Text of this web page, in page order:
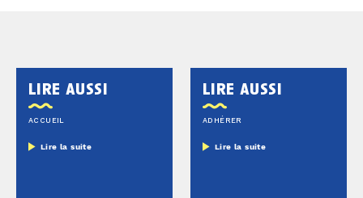
lire aussi
ACCUEIL
Lire la suite
lire aussi
ADHÉRER
Lire la suite